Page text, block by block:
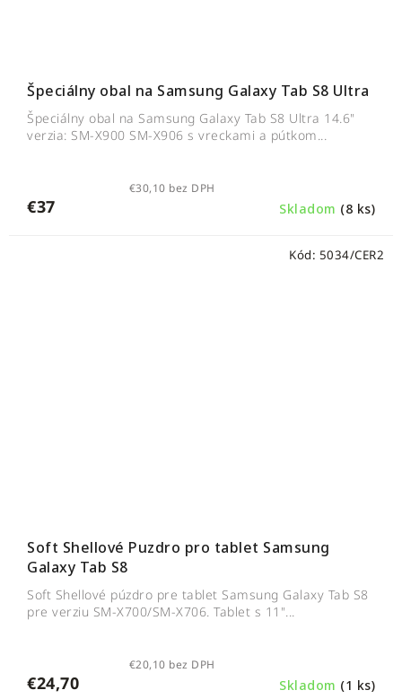
Špeciálny obal na Samsung Galaxy Tab S8 Ultra
Skladom (8 ks)
€30,10 bez DPH
€37
Špeciálny obal na Samsung Galaxy Tab S8 Ultra 14.6"
verzia: SM-X900 SM-X906 s vreckami a pútkom...
Soft Shellové Puzdro pro tablet Samsung
Galaxy Tab S8
Skladom (1 ks)
€20,10 bez DPH
€24,70
Soft Shellové púzdro pre tablet Samsung Galaxy Tab S8
pre verziu SM-X700/SM-X706. Tablet s 11"...
Kód: 5034/CER2